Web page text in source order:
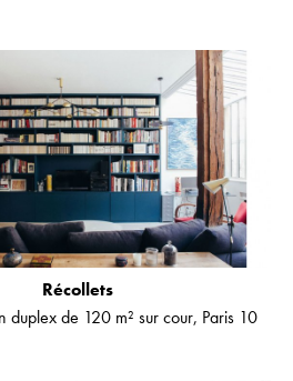
Récollets
duplex de 120 m² sur cour, Paris 10